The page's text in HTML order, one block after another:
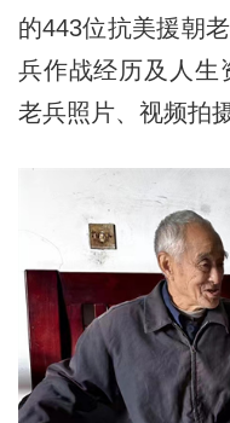
的443位抗美援朝
兵作战经历及人生
老兵照片、视频拍